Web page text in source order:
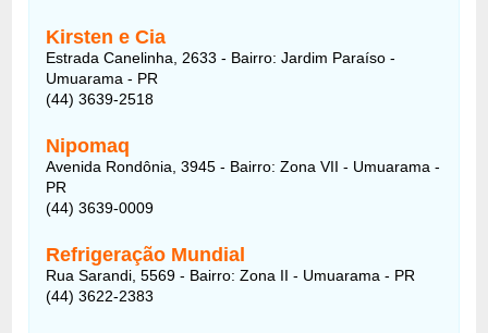
Kirsten e Cia
Estrada Canelinha, 2633 - Bairro: Jardim Paraíso -
Umuarama - PR
(44) 3639-2518
Nipomaq
Avenida Rondônia, 3945 - Bairro: Zona VII - Umuarama -
PR
(44) 3639-0009
Refrigeração Mundial
Rua Sarandi, 5569 - Bairro: Zona II - Umuarama - PR
(44) 3622-2383